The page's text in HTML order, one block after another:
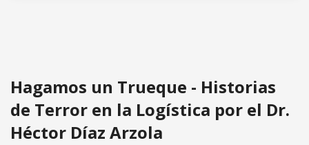
Hagamos un Trueque - Historias
de Terror en la Logística por el Dr.
Héctor Díaz Arzola